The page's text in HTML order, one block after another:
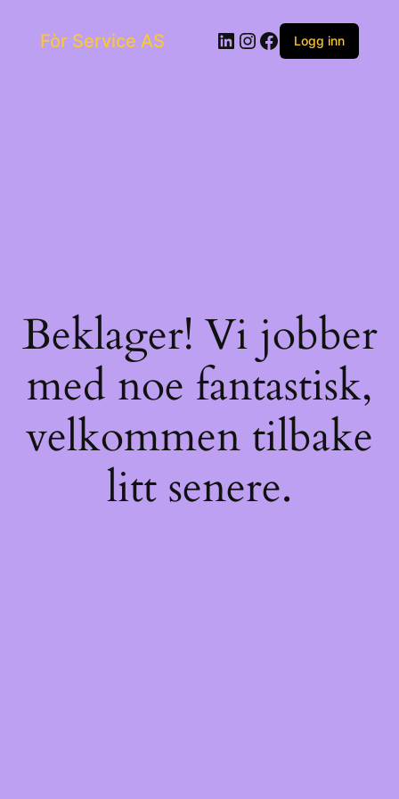
contentFòr Service AS LinkedIn
Instagram
Facebook
Logg inn
Beklager! Vi jobber
med noe fantastisk,
velkommen tilbake
litt senere.